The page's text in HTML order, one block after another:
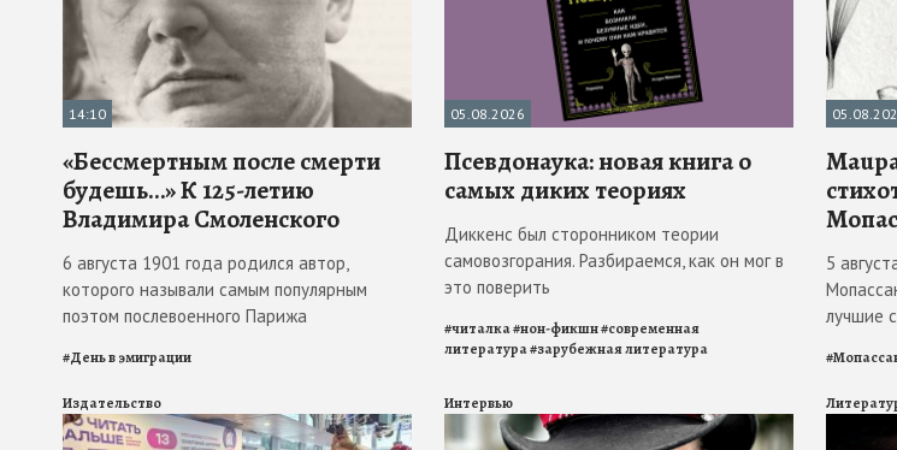
14:10
«Бессмертным после смерти
будешь…» К 125-летию
Владимира Смоленского
6 августа 1901 года родился автор,
которого называли самым популярным
поэтом послевоенного Парижа
#День в эмиграции
05.08.2026
Псевдонаука: новая книга о
самых диких теориях
Диккенс был сторонником теории
самовозгорания. Разбираемся, как он мог в
это поверить
#читалка#нон-фикшн#современная
литература#зарубежная литература
5
лучшие
#
Издательство Интервью